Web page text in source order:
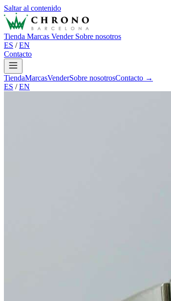
Saltar al contenido
Tienda Marcas Vender Sobre nosotros
ES / EN
Contacto
TiendaMarcasVenderSobre nosotrosContacto →
ES / EN